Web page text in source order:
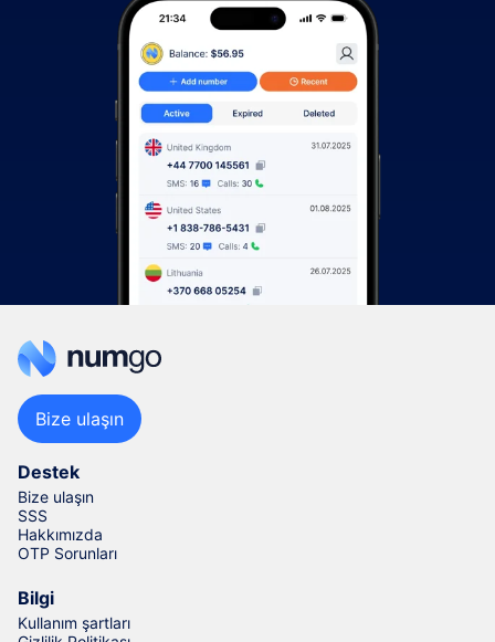
Destek
Bize ulaşın
SSS
Hakkımızda
OTP Sorunları
Bilgi
Kullanım şartları
Bize ulaşın